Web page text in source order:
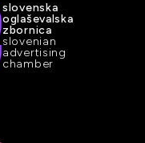
slovenska
oglaševalska
zbornica
slovenian
advertising
chamber